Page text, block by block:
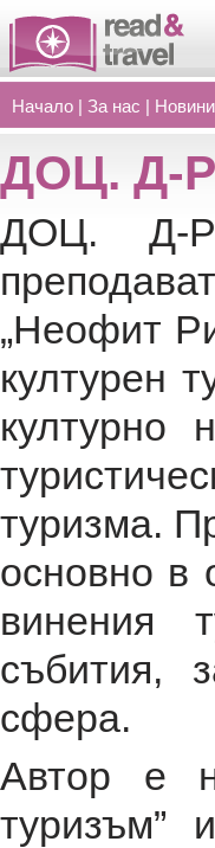
Начало | За нас | Новини
ДОЦ. Д-
ДОЦ. Д-
„Неофит
културен
културно
туризма.
основно в
винения
събития,
сфера.
Автор е
туризъм”